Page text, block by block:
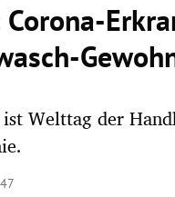
Corona-
Welttag der